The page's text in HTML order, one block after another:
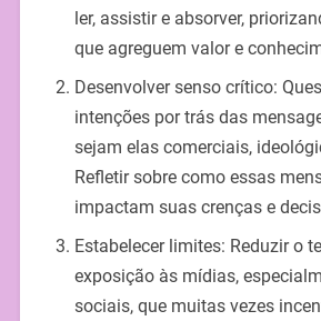
ler, assistir e absorver,
que agreguem valor e
Desenvolver senso crítico:
intenções por trás das
sejam elas comerciais,
Refletir sobre como essas
impactam suas crenças e
Estabelecer limites: Reduzir o
exposição às mídias,
sociais, que muitas vezes